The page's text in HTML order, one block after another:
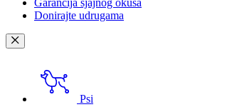
Garancija sjajnog okusa
Donirajte udrugama
Psi